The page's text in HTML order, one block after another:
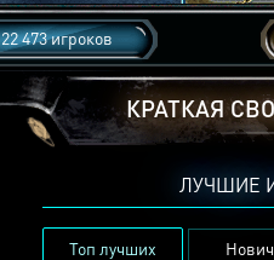
22 473 игроков
КРАТКАЯ
ЛУЧШИЕ
Топ лучших